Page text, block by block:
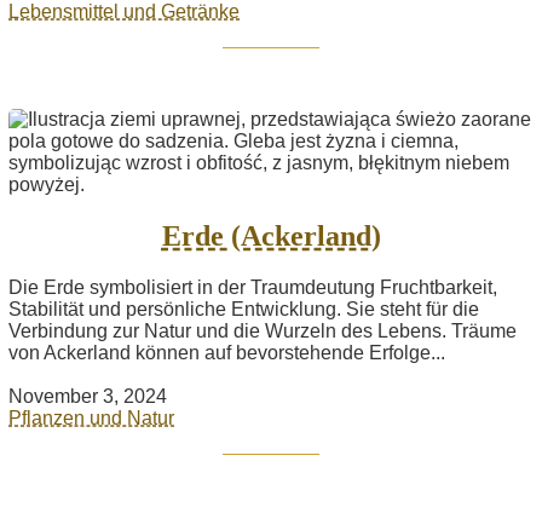
Lebensmittel und Getränke
Erde (Ackerland)
Die Erde symbolisiert in der Traumdeutung Fruchtbarkeit,
Stabilität und persönliche Entwicklung. Sie steht für die
Verbindung zur Natur und die Wurzeln des Lebens. Träume
von Ackerland können auf bevorstehende Erfolge...
November 3, 2024
Pflanzen und Natur